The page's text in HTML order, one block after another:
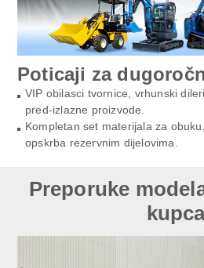
Poticaji za
VIP obilasci tvornice, vrhunski
pred-izlazne proizvode.
Kompletan set materijala za
opskrba rezervnim dijelovima.
Preporuke